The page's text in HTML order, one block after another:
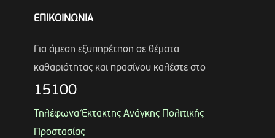
ΕΠΙΚΟΙΝΩΝΙΑ
Για άμεση εξυπηρέτηση σε θέματα
καθαριότητας και πρασίνου καλέστε στο
15100
Τηλέφωνα Έκτακτης Ανάγκης Πολιτικής
Προστασίας